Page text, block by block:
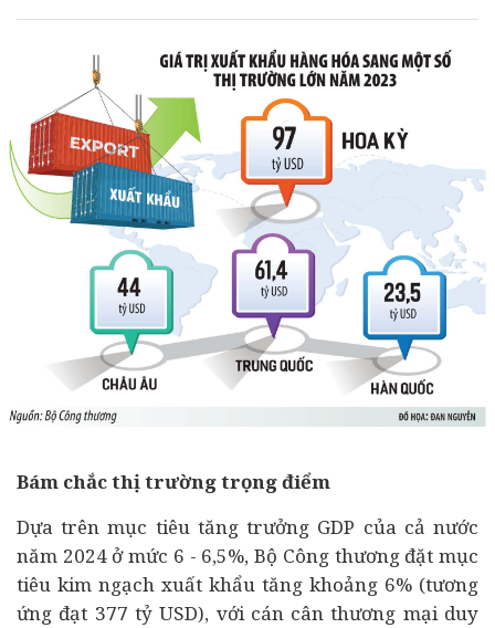
Bám chắc thị trường trọng điểm
Dựa trên mục tiêu tăng trưởng GDP của cả nước
năm 2024 ở mức 6 - 6,5%, Bộ Công thương đặt mục
tiêu kim ngạch xuất khẩu tăng khoảng 6% (tương
ứng đạt 377 tỷ USD), với cán cân thương mại duy